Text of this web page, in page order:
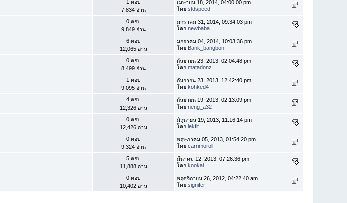
1 ตอบ
7,834 อ่าน
เมษายน 18, 2014, 04:00:00 pm
โดยstdspeed
0 ตอบ
9,849 อ่าน
มกราคม 31, 2014, 09:34:03 pm
โดยnewbaba
6 ตอบ
12,065 อ่าน
มกราคม 04, 2014, 10:03:36 pm
โดย Bank_bangbon
0 ตอบ
8,499 อ่าน
กันยายน 23, 2013, 02:04:48 pm
โดยmatadonz
1 ตอบ
9,095 อ่าน
กันยายน 23, 2013, 12:42:40 pm
โดยkohked4
4 ตอบ
12,326 อ่าน
กันยายน 19, 2013, 02:13:09 pm
โดยneng_a32
0 ตอบ
12,426 อ่าน
มิถุนายน 19, 2013, 11:16:14 pm
โดยlekfit
0 ตอบ
9,324 อ่าน
พฤษภาคม 05, 2013, 01:54:20 pm
โดยcarrimoroll
5 ตอบ
11,888 อ่าน
มีนาคม 12, 2013, 07:26:36 pm
โดยkookai
0 ตอบ
10,402 อ่าน
พฤศจิกายน 26, 2012, 04:22:40 am
โดยsignifer